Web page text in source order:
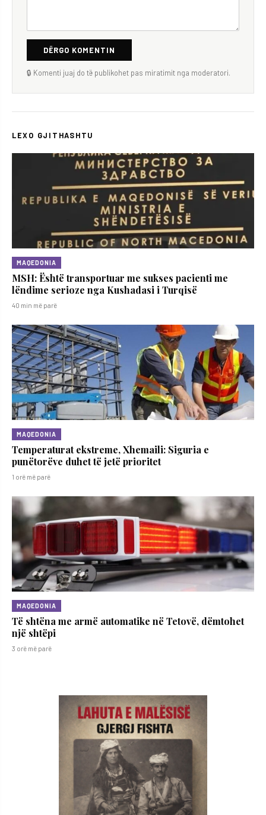
DËRGO KOMENTIN
🔒 Komenti juaj do të publikohet pas miratimit nga moderatori.
LEXO GJITHASHTU
MAQEDONIA
MSH: Është transportuar me sukses pacienti me
lëndime serioze nga Kushadasi i Turqisë
40 min më parë
MAQEDONIA
Temperaturat ekstreme, Xhemaili: Siguria e
punëtorëve duhet të jetë prioritet
1 orë më parë
MAQEDONIA
Të shtëna me armë automatike në Tetovë, dëmtohet
një shtëpi
3 orë më parë